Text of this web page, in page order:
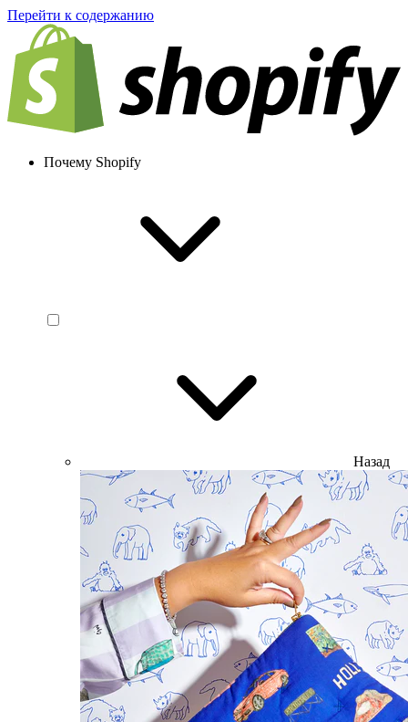
Перейти к содержанию
Почему Shopify
Назад